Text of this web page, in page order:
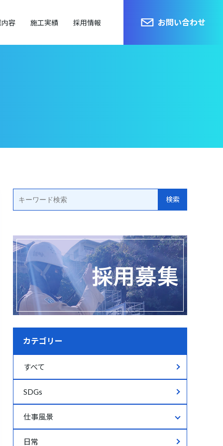
容 施工実績 採用情報 お問い合わせ
検索
カテゴリー
すべて
SDGs
仕事風景
仕事風景すべて
日常